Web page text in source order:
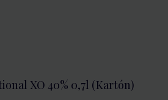
XO 40% 0,7l (kartón)